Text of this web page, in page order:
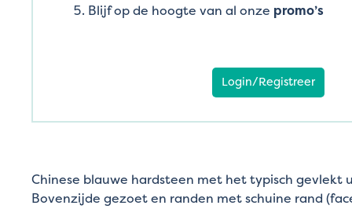
Blijf op de hoogte van al onze promo’s
Login/Registreer
Chinese blauwe hardsteen met het typisch gevlekt
Bovenzijde gezoet en randen met schuine rand